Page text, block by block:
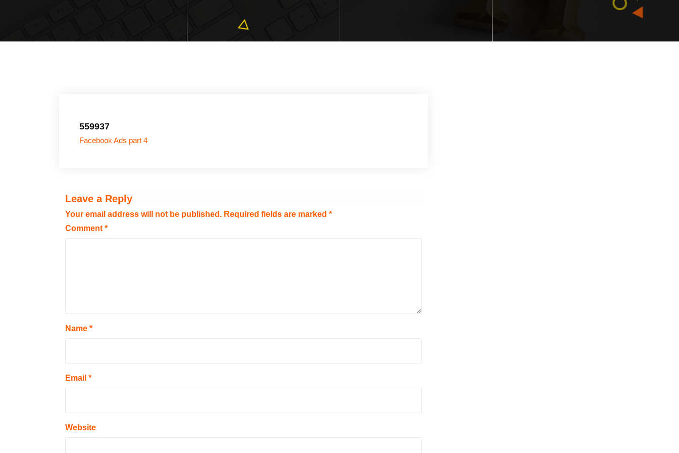
559937
Facebook Ads part 4
Leave a Reply
Your email address will not be published. Required fields are marked *
Comment *
Name *
Email *
Website